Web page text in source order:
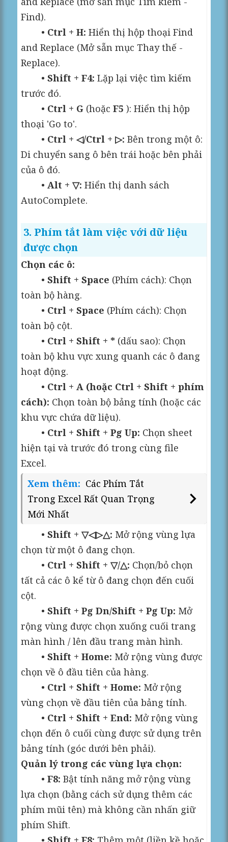
Find).
• Ctrl + H: Hiển thị hộp thoại Find
and Replace (Mở sẵn mục Thay thế -
Replace).
•Shift + F4: Lặp lại việc tìm kiếm
trước đó.
• Ctrl + G (hoặcF5 ): Hiển thị hộp
thoại 'Go to'.
• Ctrl + ◁/Ctrl + ▷: Bên trong một ô:
Di chuyển sang ô bên trái hoặc bên phải
của ô đó.
•Alt + ▽: Hiển thị danh sách
AutoComplete.
3. Phím tắt làm việc với dữ liệu
được chọn
Chọn các ô:
•Shift + Space (Phím cách): Chọn
toàn bộ hàng.
• Ctrl + Space (Phím cách): Chọn
toàn bộ cột.
• Ctrl + Shift + * (dấu sao): Chọn
toàn bộ khu vực xung quanh các ô đang
hoạt động.
• Ctrl + A (hoặc Ctrl + Shift + phím
cách): Chọn toàn bộ bảng tính (hoặc các
khu vực chứa dữ liệu).
• Ctrl + Shift + Pg Up: Chọn sheet
hiện tại và trước đó trong cùng file
Excel.
Xem thêm: Các Phím Tắt
Trong Excel Rất Quan Trọng
Mới Nhất
•Shift + ▽◁▷△: Mở rộng vùng lựa
chọn từ một ô đang chọn.
• Ctrl + Shift + ▽/△: Chọn/bỏ chọn
tất cả các ô kể từ ô đang chọn đến cuối
cột.
•Shift + Pg Dn/Shift + Pg Up: Mở
rộng vùng được chọn xuống cuối trang
màn hình / lên đầu trang màn hình.
•Shift + Home: Mở rộng vùng được
chọn về ô đầu tiên của hàng.
• Ctrl + Shift + Home: Mở rộng
vùng chọn về đầu tiên của bảng tính.
• Ctrl + Shift + End: Mở rộng vùng
chọn đến ô cuối cùng được sử dụng trên
bảng tính (góc dưới bên phải).
Quản lý trong các vùng lựa chọn:
•F8: Bật tính năng mở rộng vùng
lựa chọn (bằng cách sử dụng thêm các
phím mũi tên) mà không cần nhấn giữ
phím Shift.